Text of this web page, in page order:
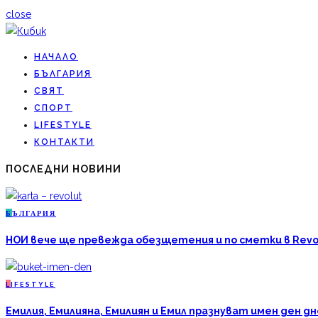
close
НАЧАЛО
БЪЛГАРИЯ
СВЯТ
СПОРТ
LIFESTYLE
КОНТАКТИ
ПОСЛЕДНИ НОВИНИ
Б ЪЛГАРИЯ
НОИ вече ще превежда обезщетения и по сметки в
L IFESTYLE
Емилия, Емилияна, Емилиян и Емил празнуват имен ден